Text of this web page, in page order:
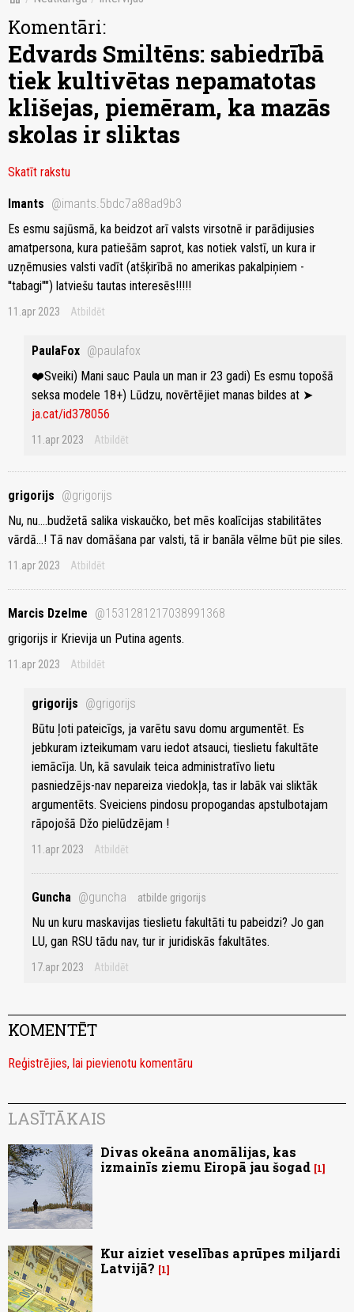
Komentāri:
Edvards Smiltēns: sabiedrībā
tiek kultivētas nepamatotas
klišejas, piemēram, ka mazās
skolas ir sliktas
Skatīt rakstu
Imants @imants.5bdc7a88ad9b3
Es esmu sajūsmā, ka beidzot arī valsts virsotnē ir parādijusies
amatpersona, kura patiešām saprot, kas notiek valstī, un kura ir
uzņēmusies valsti vadīt (atšķirībā no amerikas pakalpiņiem -
''tabagi"") latviešu tautas interesēs!!!!!
11.apr 2023 Atbildēt
PaulaFox @paulafox
❤️Sveiki) Mani sauc Paula un man ir 23 gadi) Es esmu topošā
seksa modele 18+) Lūdzu, novērtējiet manas bildes at ➤
ja.cat/id378056
11.apr 2023 Atbildēt
grigorijs @grigorijs
Nu, nu....budžetā salika viskaučko, bet mēs koalīcijas stabilitātes
vārdā...! Tā nav domāšana par valsti, tā ir banāla vēlme būt pie siles.
11.apr 2023 Atbildēt
Marcis Dzelme @1531281217038991368
grigorijs ir Krievija un Putina agents.
11.apr 2023 Atbildēt
grigorijs @grigorijs
Būtu ļoti pateicīgs, ja varētu savu domu argumentēt. Es
jebkuram izteikumam varu iedot atsauci, tieslietu fakultāte
iemācīja. Un, kā savulaik teica administratīvo lietu
pasniedzējs-nav nepareiza viedokļa, tas ir labāk vai sliktāk
argumentēts. Sveiciens pindosu propogandas apstulbotajam
rāpojošā Džo pielūdzējam !
11.apr 2023 Atbildēt
Guncha @guncha atbilde grigorijs
Nu un kuru maskavijas tieslietu fakultāti tu pabeidzi? Jo gan
LU, gan RSU tādu nav, tur ir juridiskās fakultātes.
17.apr 2023 Atbildēt
KOMENTĒT
Reģistrējies, lai pievienotu komentāru
LASĪTĀKAIS
Divas okeāna anomālijas, kas
izmainīs ziemu Eiropā jau šogad 1
Kur aiziet veselības aprūpes miljardi
Latvijā?
1